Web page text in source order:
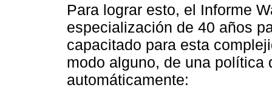
Para lograr esto, el Informe
especialización de 40 años
capacitado para esta
modo alguno, de una política
automáticamente: